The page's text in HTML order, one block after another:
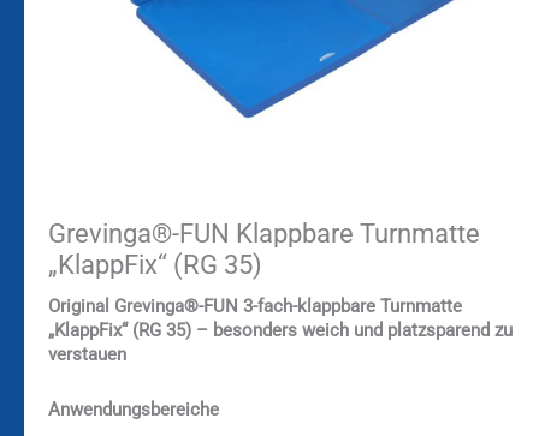
Grevinga®-FUN Klappbare Turnmatte
„KlappFix“ (RG 35)
Original Grevinga®-FUN 3-fach-klappbare Turnmatte
„KlappFix“ (RG 35) – besonders weich und platzsparend zu
verstauen
Anwendungsbereiche